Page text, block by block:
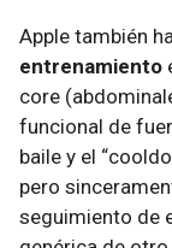
Apple también
entrenamiento
core
funcional de
baile y el
pero
seguimiento de